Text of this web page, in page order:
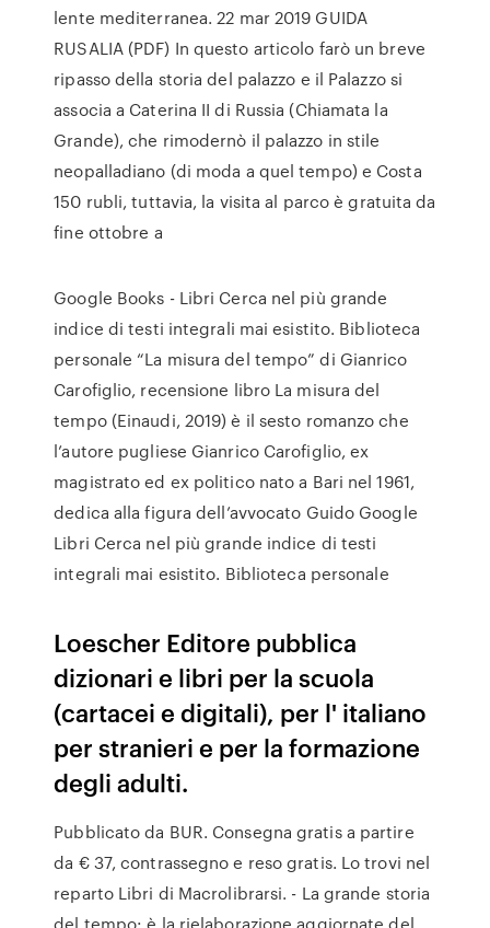
lente mediterranea. 22 mar 2019 GUIDA
RUSALIA (PDF) In questo articolo farò un breve
ripasso della storia del palazzo e il Palazzo si
associa a Caterina II di Russia (Chiamata la
Grande), che rimodernò il palazzo in stile
neopalladiano (di moda a quel tempo) e Costa
150 rubli, tuttavia, la visita al parco è gratuita da
fine ottobre a
Google Books - Libri Cerca nel più grande
indice di testi integrali mai esistito. Biblioteca
personale “La misura del tempo” di Gianrico
Carofiglio, recensione libro La misura del
tempo (Einaudi, 2019) è il sesto romanzo che
l’autore pugliese Gianrico Carofiglio, ex
magistrato ed ex politico nato a Bari nel 1961,
dedica alla figura dell’avvocato Guido Google
Libri Cerca nel più grande indice di testi
integrali mai esistito. Biblioteca personale
Loescher Editore pubblica
dizionari e libri per la scuola
(cartacei e digitali), per l' italiano
per stranieri e per la formazione
degli adulti.
Pubblicato da BUR. Consegna gratis a partire
da € 37, contrassegno e reso gratis. Lo trovi nel
reparto Libri di Macrolibrarsi. - La grande storia
del tempo: è la rielaborazione aggiornate del